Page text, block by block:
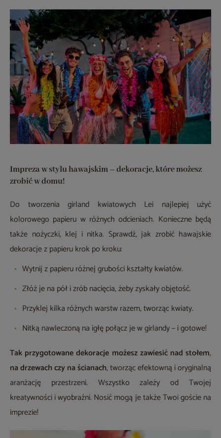
Impreza w stylu hawajskim – dekoracje, które możesz
zrobić w domu!
Do tworzenia girland kwiatowych Lei najlepiej użyć
kolorowego papieru w różnych odcieniach. Konieczne będą
także nożyczki, klej i nitka. Sprawdź, jak zrobić hawajskie
dekoracje z papieru krok po kroku:
Wytnij z papieru różnej grubości kształty kwiatów.
Złóż je na pół i zrób nacięcia, żeby zyskały objętość.
Przyklej kilka różnych warstw razem, tworząc kwiaty.
Nitką nawleczoną na igłę połącz je w girlandy – i gotowe!
Tak przygotowane dekoracje możesz zawiesić nad stołem,
na drzewach czy na ścianach, tworząc efektowną i oryginalną
aranżację przestrzeni. Wszystko zależy od Twojej
kreatywności i wyobraźni. Nosić mogą je także Twoi goście na
imprezie!